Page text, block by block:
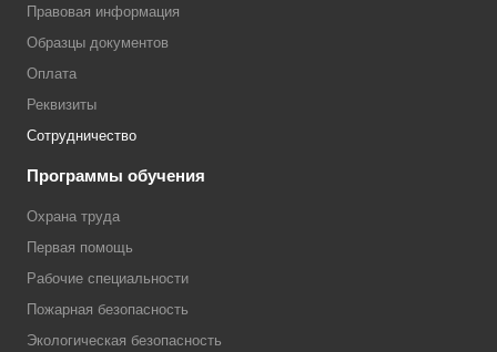
Правовая информация
Образцы документов
Оплата
Реквизиты
Сотрудничество
Программы обучения
Охрана труда
Первая помощь
Рабочие специальности
Пожарная безопасность
Экологическая безопасность